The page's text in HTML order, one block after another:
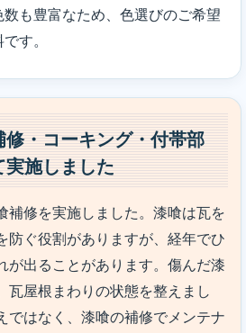
も豊富なため、色選びのご希望
す。
修・コーキング・付帯部
実施しました
補修を実施しました。漆喰は瓦を
防ぐ役割がありますが、経年でひ
が出ることがあります。傷んだ漆
瓦屋根まわりの状態を整えまし
ではなく、漆喰の補修でメンテナ